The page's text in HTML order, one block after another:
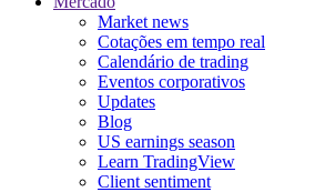
Market news
Cotações em tempo real
Calendário de trading
Eventos corporativos
Updates
Blog
US earnings season
Learn TradingView
Client sentiment